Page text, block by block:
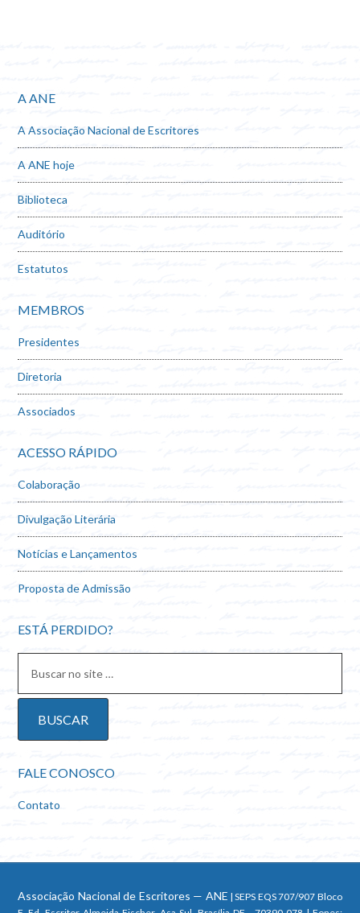
A ANE
A Associação Nacional de Escritores
A ANE hoje
Biblioteca
Auditório
Estatutos
MEMBROS
Presidentes
Diretoria
Associados
ACESSO RÁPIDO
Colaboração
Divulgação Literária
Notícias e Lançamentos
Proposta de Admissão
ESTÁ PERDIDO?
FALE CONOSCO
Contato
Associação Nacional de Escritores — ANE | SEPS EQS 707/907 Bloco